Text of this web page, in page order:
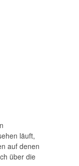
läuft,
auf denen
über die